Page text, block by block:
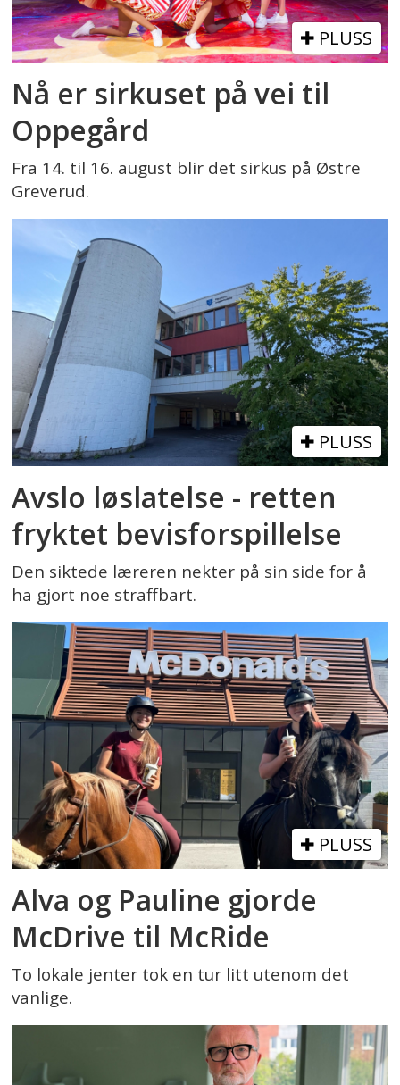
PLUSS
Nå er sirkuset på vei til
Oppegård
Fra 14. til 16. august blir det sirkus på Østre
Greverud.
PLUSS
Avslo løslatelse - retten
fryktet bevisforspillelse
Den siktede læreren nekter på sin side for å
ha gjort noe straffbart.
PLUSS
Alva og Pauline gjorde
McDrive til McRide
To lokale jenter tok en tur litt utenom det
vanlige.